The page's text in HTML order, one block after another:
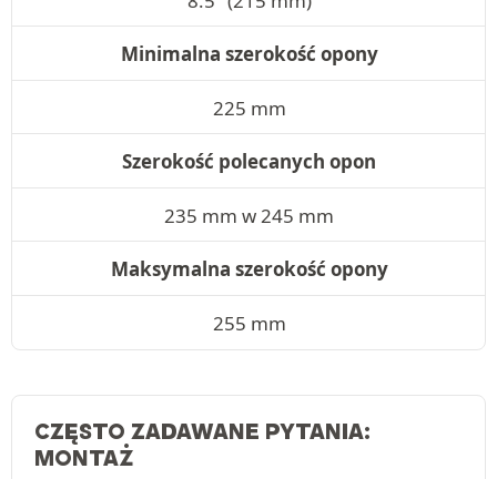
Minimalna szerokość opony
225 mm
Szerokość polecanych opon
235 mm w 245 mm
Maksymalna szerokość opony
255 mm
CZĘSTO ZADAWANE PYTANIA:
MONTAŻ